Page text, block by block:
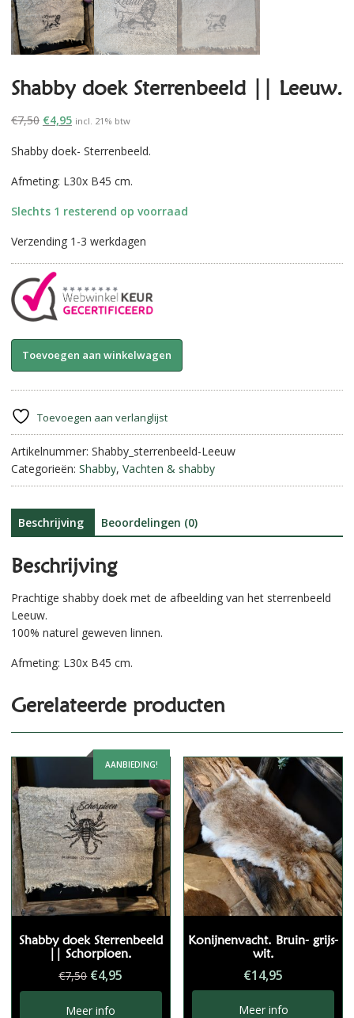
Shabby doek Sterrenbeeld || Leeuw.
€7,50 Oorspronkelijke
was:
€4,95Huidige
is:
incl. 21% btw
Shabby doek- Sterrenbeeld.
Afmeting: L30x B45 cm.
Slechts 1 resterend op voorraad
Verzending 1-3 werkdagen
Shabby
doek
Leeuw.
aantal
Toevoegen aan winkelwagen
n
a
t
i
e
:
Toevoegen aan verlanglijst
Artikelnummer: Shabby_sterrenbeeld-Leeuw
Categorieën: Shabby, Vachten & shabby
Beschrijving Beoordelingen (0)
Beschrijving
Prachtige shabby doek met de afbeelding van het sterrenbeeld
Leeuw.
100% naturel geweven linnen.
Afmeting: L30x B45 cm.
Gerelateerde producten
AANBIEDING!
Shabby doek Sterrenbeeld
|| Schorpioen.
€7,50 Oorspronkelijke
prijs
was:
€4,95
prijs
Meer info
Konijnenvacht. Bruin- grijs-
wit.
€14,95
Meer info